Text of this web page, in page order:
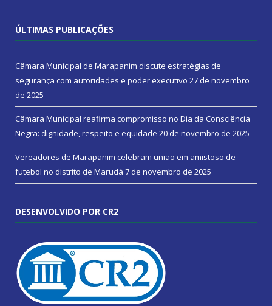
ÚLTIMAS PUBLICAÇÕES
Câmara Municipal de Marapanim discute estratégias de
segurança com autoridades e poder executivo 27 de novembro
de 2025
Câmara Municipal reafirma compromisso no Dia da Consciência
Negra: dignidade, respeito e equidade 20 de novembro de 2025
Vereadores de Marapanim celebram união em amistoso de
futebol no distrito de Marudá 7 de novembro de 2025
DESENVOLVIDO POR CR2